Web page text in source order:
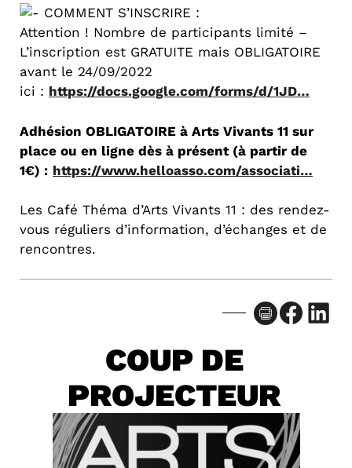
COMMENT S’INSCRIRE :
Attention ! Nombre de participants limité –
L’inscription est GRATUITE mais OBLIGATOIRE
avant le 24/09/2022
ici : https://docs.google.com/forms/d/1JD…
Adhésion OBLIGATOIRE à Arts Vivants 11 sur
place ou en ligne dès à présent (à partir de
1€) : https://www.helloasso.com/associati…
Les Café Théma d’Arts Vivants 11 : des rendez-
vous réguliers d’information, d’échanges et de
rencontres.
Facebook LinkedIn
COUP DE
PROJECTEUR